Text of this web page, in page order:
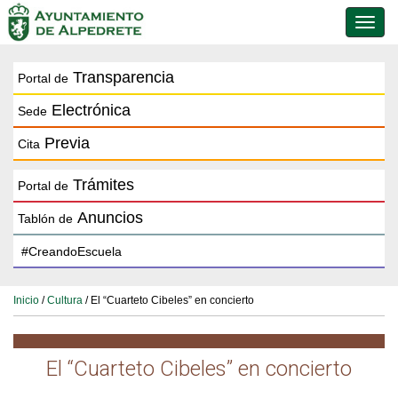
de
Portal de Transparencia
Sede Electrónica
Cita Previa
Portal de Trámites
Tablón de Anuncios
Inicio /Cultura / El “Cuarteto Cibeles” en concierto
El “Cuarteto Cibeles” en concierto